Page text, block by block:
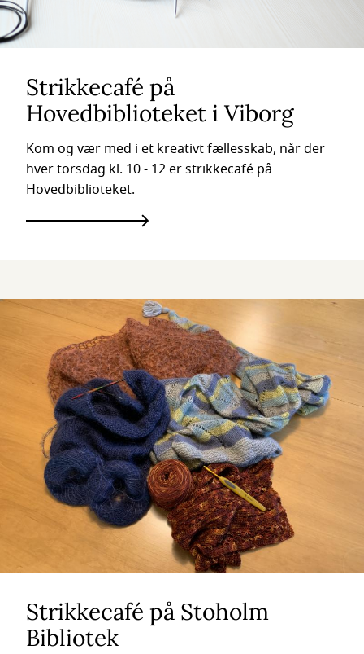
Strikkecafé på
Hovedbiblioteket i Viborg
Kom og vær med i et kreativt fællesskab, når der
hver torsdag kl. 10 - 12 er strikkecafé på
Hovedbiblioteket.
Strikkecafé på Stoholm
Bibliotek